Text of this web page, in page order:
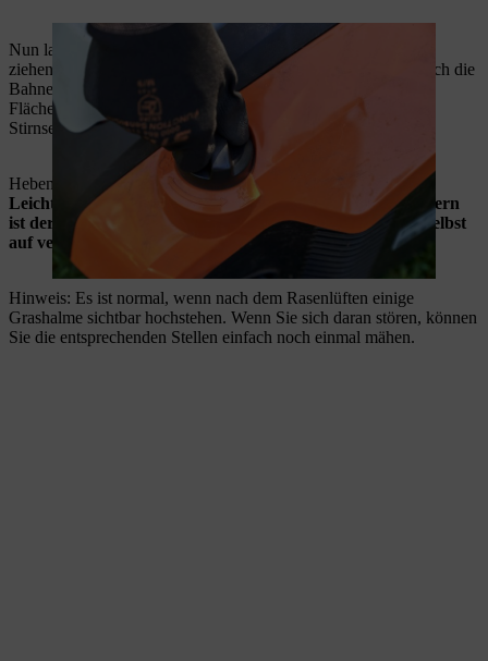
Nun laufen Sie mit dem Rasenlüfter über die Rasenfläche und
ziehen dabei gleichmäßige Bahnen. Achten Sie darauf, dass sich die
Bahnen beim Schieben minimal überlappen. Bei rechteckigen
Flächen können Sie einfach auf- und abfahren und an den
Stirnseiten einmal quer zum Rand schieben.
Heben Sie beim Wenden das Gerät leicht an –
Leichtlaufrädern und einer Arbeitsbreite von 34 Zentimetern
ist der STIHL RLA 240 besonders wendig und lässt sich selbst
auf verwinkelten Flächen gut manövrieren.
Hinweis: Es ist normal, wenn nach dem Rasenlüften einige
Grashalme sichtbar hochstehen. Wenn Sie sich daran stören, können
Sie die entsprechenden Stellen einfach noch einmal mähen.